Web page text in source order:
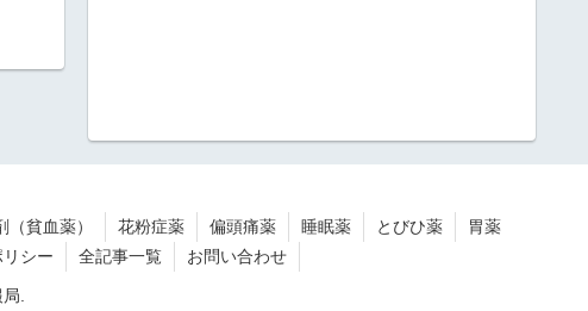
（貧血薬） 花粉症薬 偏頭痛薬 睡眠薬 とびひ薬
胃薬
シー 全記事一覧 お問い合わせ
.